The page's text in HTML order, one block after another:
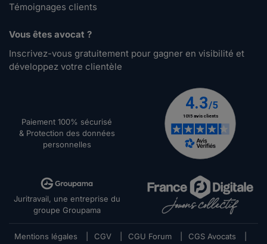
Témoignages clients
Vous êtes avocat ?
Inscrivez-vous gratuitement pour gagner en visibilité et
développez votre clientèle
Paiement 100% sécurisé
& Protection des données
personnelles
Juritravail, une entreprise du
groupe Groupama
Mentions légales CGV CGU Forum CGS Avocats